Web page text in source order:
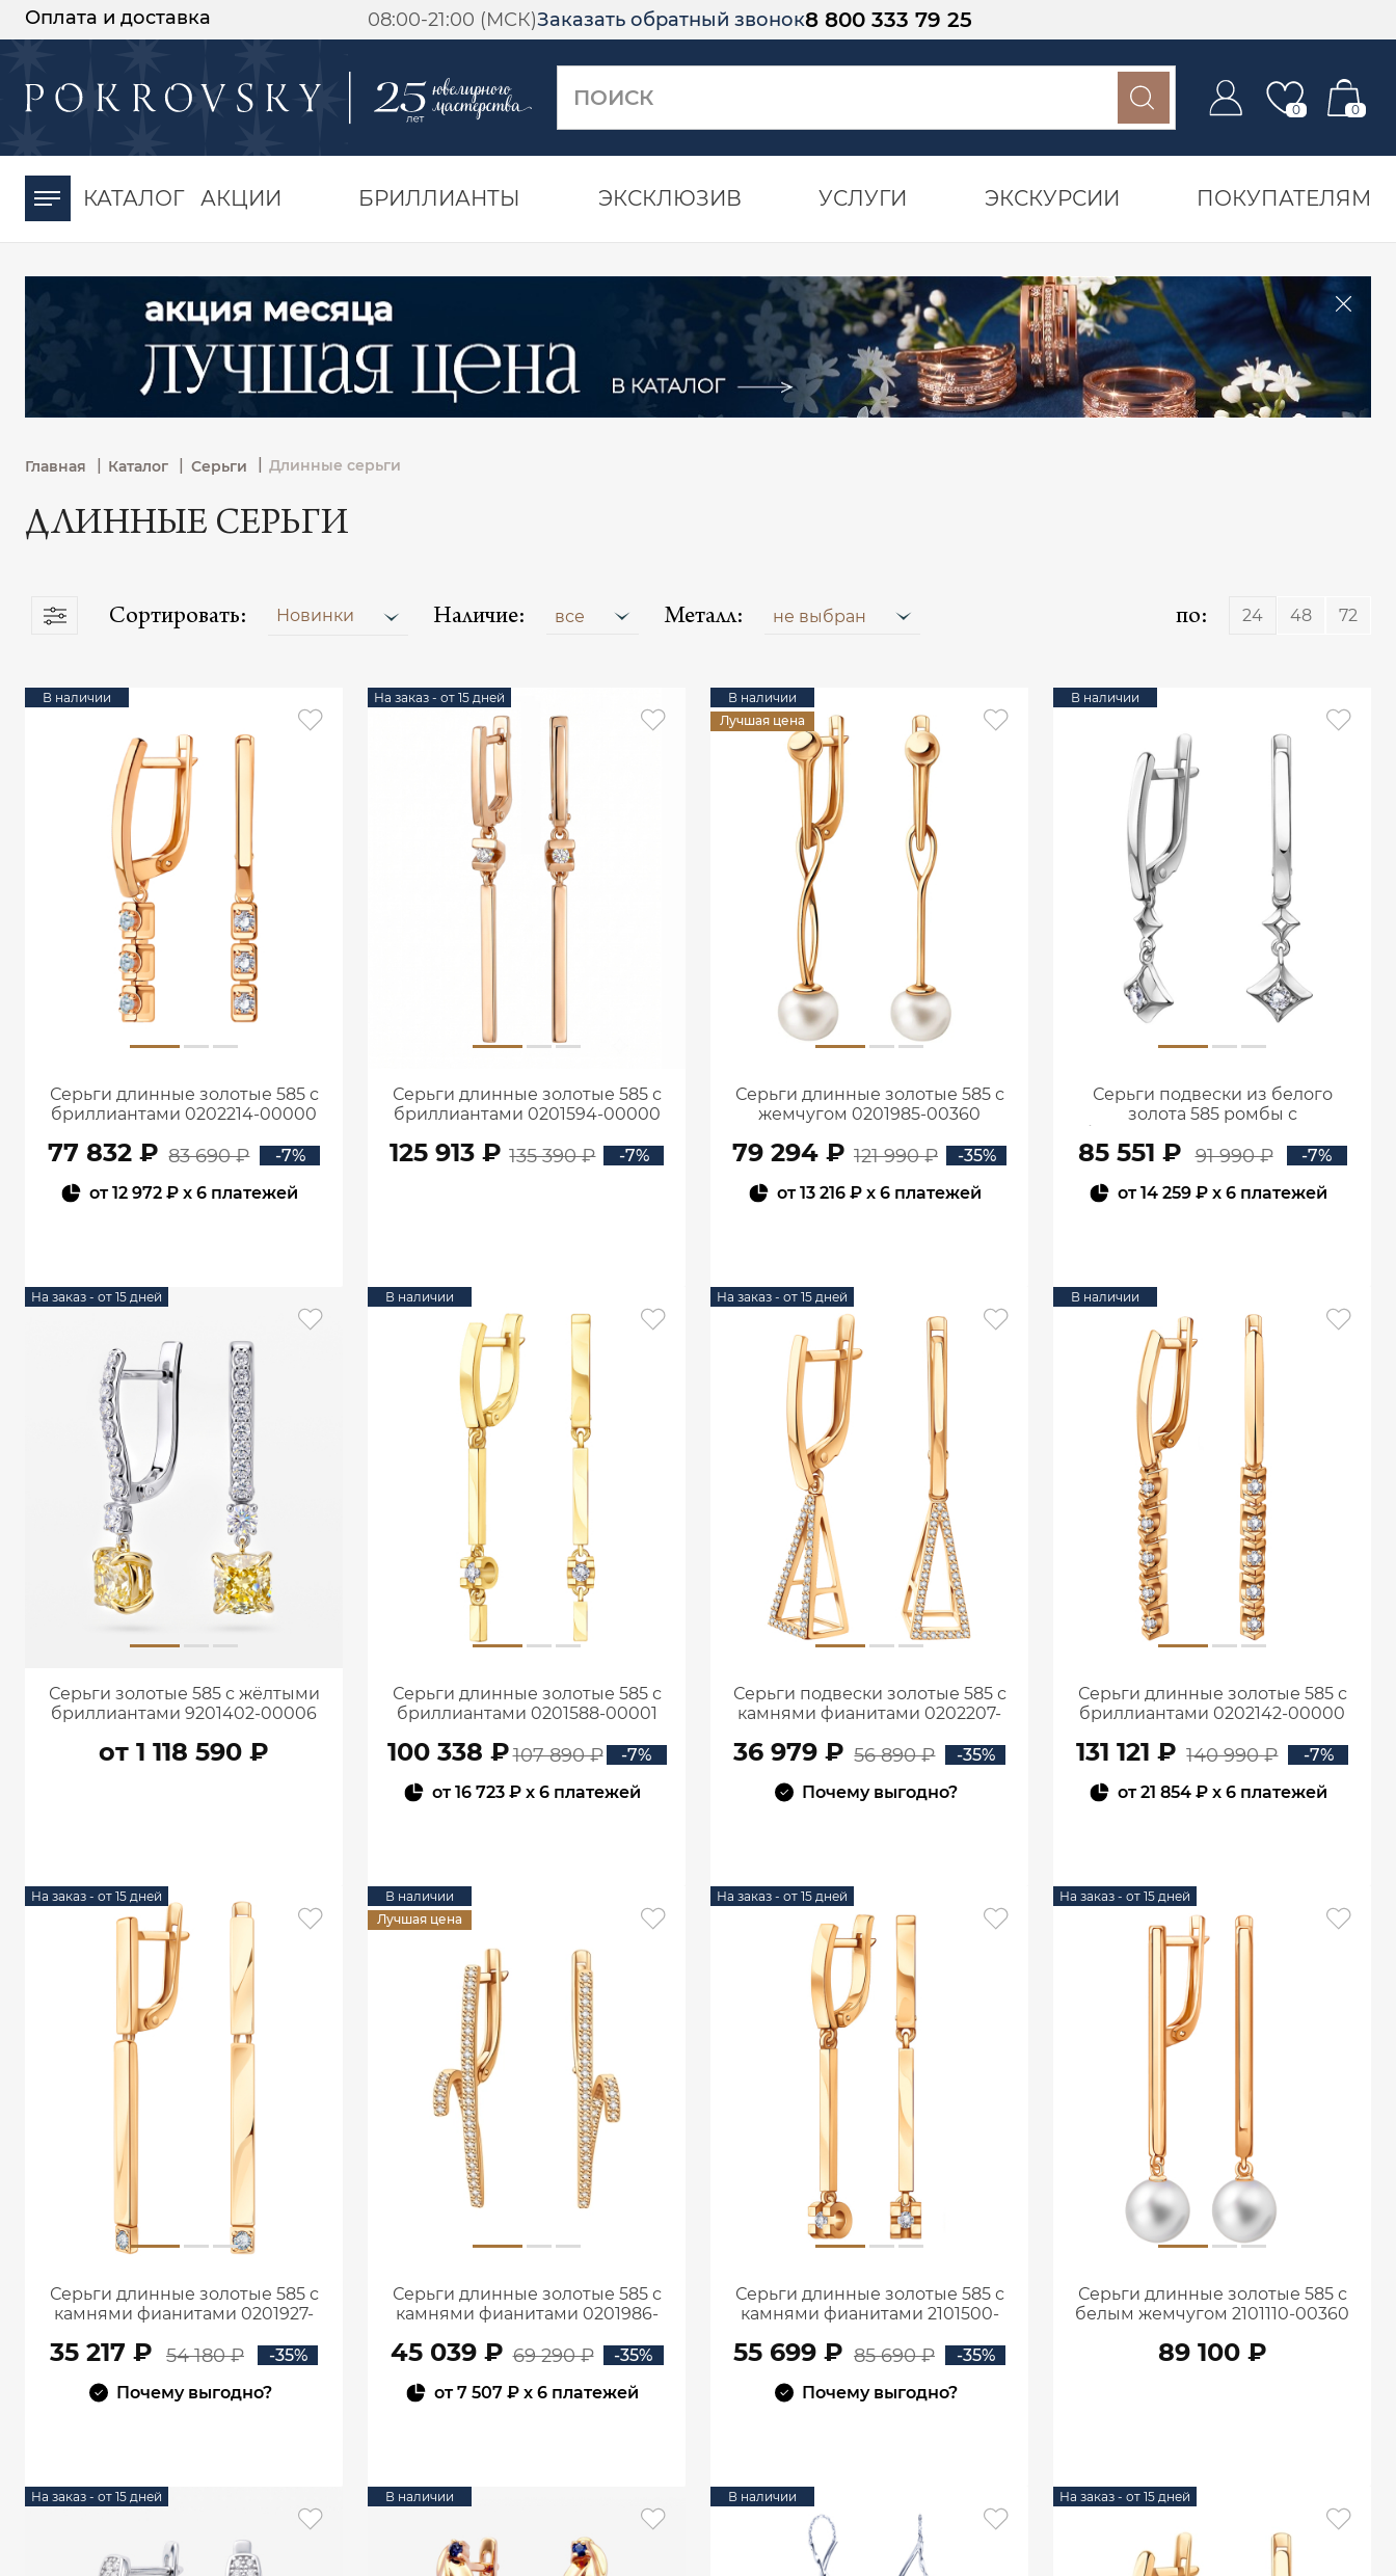
Оплата и доставка 08:00-21:00 (МСК)Заказать обратный звонок8 800 333 79 25
0 0
КАТАЛОГ АКЦИИ БРИЛЛИАНТЫ ЭКСКЛЮЗИВ УСЛУГИ ЭКСКУРСИИ ПОКУПАТЕЛЯМ
Главная | Каталог | Серьги Длинные серьги
ДЛИННЫЕ СЕРЬГИ
Сортировать: Новинки Наличие: все Металл: не выбран по: 24 48 72
В наличии
Серьги длинные золотые 585 с
бриллиантами 0202214-00000
77 832 ₽ 83 690 ₽
-7%
от12 972 ₽ x 6 платежей
На заказ - от 15 дней
Серьги длинные золотые 585 с
бриллиантами 0201594-00000
125 913 ₽ 135 390 ₽ -7%
В наличии
Лучшая цена
Серьги длинные золотые 585 с
жемчугом 0201985-00360
79 294 ₽ 121 990 ₽
-35%
от13 216 ₽ x 6 платежей
В наличии
Серьги подвески из белого
золота 585 ромбы с
85 551 ₽ 91 990 ₽
-7%
от14 259 ₽x 6 платежей
На заказ - от 15 дней
Серьги золотые 585 с жёлтыми
бриллиантами 9201402-00006
от 1 118 590 ₽
В наличии
Серьги длинные золотые 585 с
бриллиантами 0201588-00001
100 338 ₽107 890 ₽
-7%
от16 723 ₽ x 6 платежей
На заказ - от 15 дней
Серьги подвески золотые 585 с
камнями фианитами 0202207-
36 979 ₽ 56 890 ₽
-35%
Почему выгодно?
В наличии
Серьги длинные золотые 585 с
бриллиантами 0202142-00000
131 121 ₽ 140 990 ₽
-7%
от21 854 ₽x 6 платежей
На заказ - от 15 дней
Серьги длинные золотые 585 с
камнями фианитами 0201927-
35 217 ₽ 54 180 ₽
-35%
Почему выгодно?
В наличии
Лучшая цена
Серьги длинные золотые 585 с
камнями фианитами 0201986-
45 039 ₽ 69 290 ₽
-35%
от7 507 ₽ x 6 платежей
На заказ - от 15 дней
Серьги длинные золотые 585 с
камнями фианитами 2101500-
55 699 ₽ 85 690 ₽
-35%
Почему выгодно?
На заказ - от 15 дней
Серьги длинные золотые 585 с
белым жемчугом 2101110-00360
89 100 ₽
На заказ - от 15 дней В наличии В наличии На заказ - от 15 дней
-30%
момента оплаты